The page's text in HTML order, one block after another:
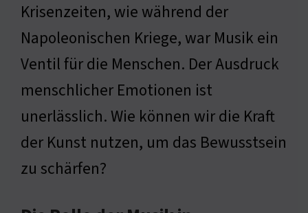
Krisenzeiten, wie während der
Napoleonischen Kriege, war Musik ein
Ventil für die Menschen. Der Ausdruck
menschlicher Emotionen ist
unerlässlich. Wie können wir die Kraft
der Kunst nutzen, um das Bewusstsein
zu schärfen?